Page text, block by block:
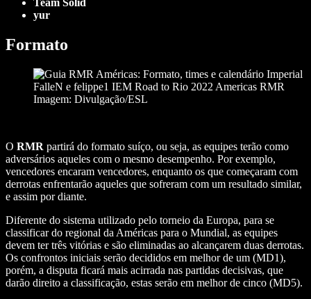
yur
Formato
Imagem: Divulgação/ESL
O RMR partirá do formato suíço, ou seja, as equipes terão como
adversários aqueles com o mesmo desempenho. Por exemplo,
vencedores encaram vencedores, enquanto os que começaram com
derrotas enfrentarão aqueles que sofreram com um resultado similar,
e assim por diante.
Diferente do sistema utilizado pelo torneio da Europa, para se
classificar do regional da Américas para o Mundial, as equipes
devem ter três vitórias e são eliminadas ao alcançarem duas derrotas.
Os confrontos iniciais serão decididos em melhor de um (MD1),
porém, a disputa ficará mais acirrada nas partidas decisivas, que
darão direito a classificação, estas serão em melhor de cinco (MD5).